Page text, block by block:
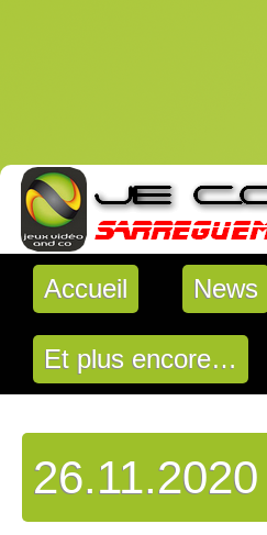
Accueil News
Et plus encore…
26.11.2020